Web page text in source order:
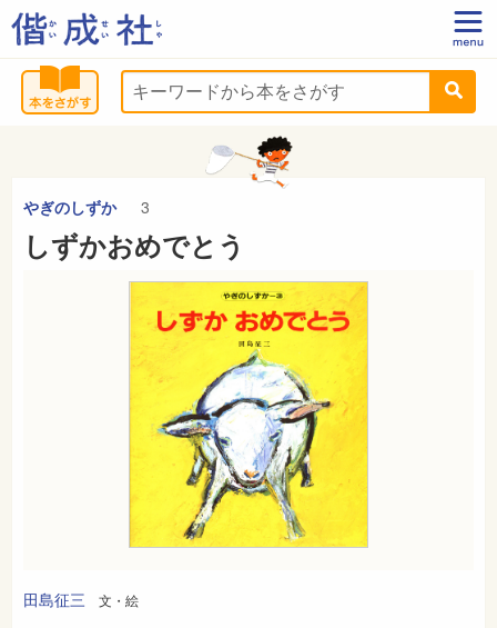
やぎのしずか 3
しずかおめでとう
田島征三 文・絵